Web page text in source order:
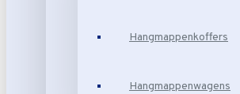
Hangmappenkoffers
Hangmappenwagens